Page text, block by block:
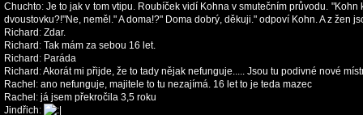
Chuchto:Je to jak v tom vtipu. Roubíček vidí Kohna v smutečním průvodu.
dvoustovku?!"Ne, neměl." A doma!?" Doma dobrý, děkuji." odpoví Kohn. A z žen
Richard : Zdar.
Richard : Tak mám za sebou 16 let.
Richard : Paráda
Richard :Akorát mi přijde, že to tady nějak nefunguje..... Jsou tu podivné nové
Rachel : ano nefunguje, majitele to tu nezajímá. 16 let to je teda mazec
Rachel : já jsem překročila 3,5 roku
Jindřich: